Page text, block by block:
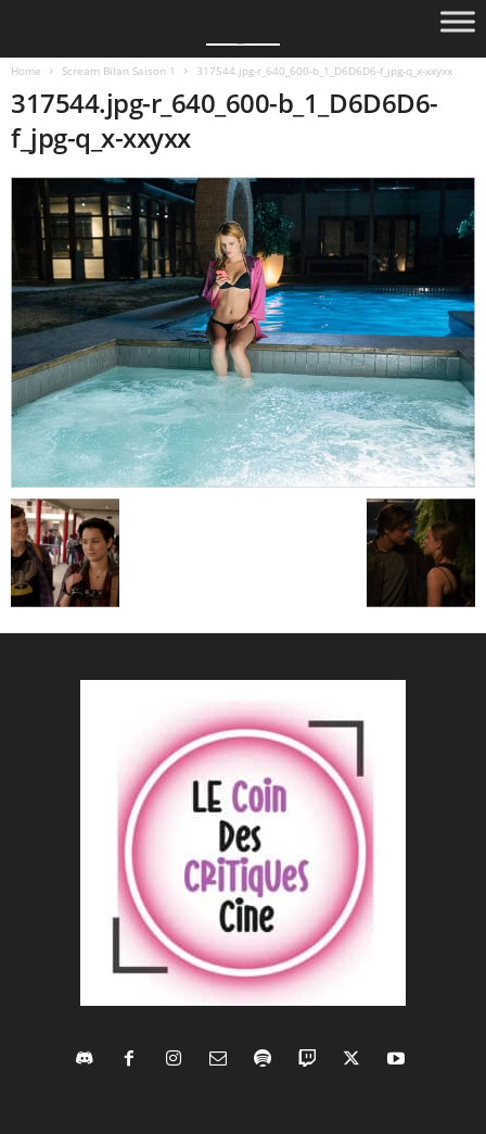
Home Scream Bilan Saison 1 317544.jpg-r_640_600-b_1_D6D6D6-f_jpg-q_x-xxyxx
317544.jpg-r_640_600-b_1_D6D6D6-
f_jpg-q_x-xxyxx